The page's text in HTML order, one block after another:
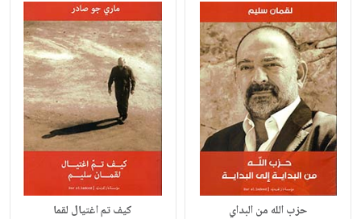
حزب الله من البداي كيف تم اغتيال لقما